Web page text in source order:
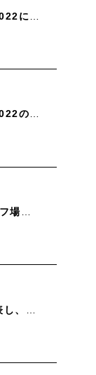
超異分野学会 北海道フォーラム2022のセッション「“ともにいきる”未来の酪農・畜産を描く」に登壇いたします